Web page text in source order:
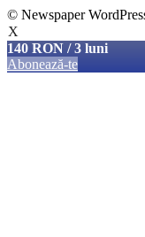
© Newspaper
X
140 RON / 3 luni
Abonează-te